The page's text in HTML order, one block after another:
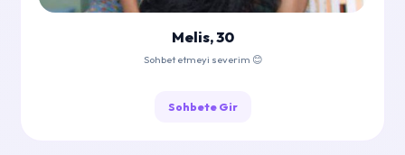
Melis, 30
Sohbet etmeyi severim 😊
Sohbete Gir